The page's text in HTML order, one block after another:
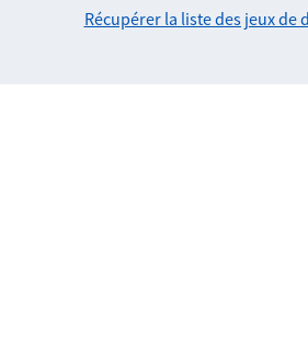
Récupérer la liste des jeux de